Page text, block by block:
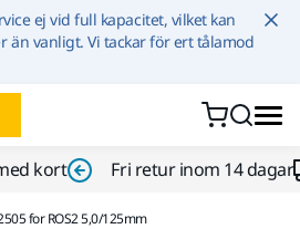
Hoppa till innehållet
ej vid full kapacitet, vilket kan
än vanligt. Vi tackar för ert tålamod
kort Fri retur inom 14 dagar
for ROS2 5,0/125mm